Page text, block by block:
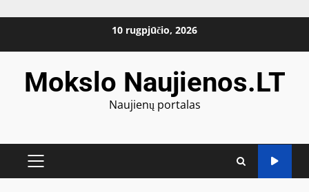
10 rugpjūčio, 2026
Mokslo Naujienos.LT
Naujienų portalas
PRIMARY